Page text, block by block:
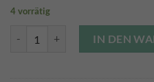
war:
19,50 €
ist:
4 vorrätig
IN DEN